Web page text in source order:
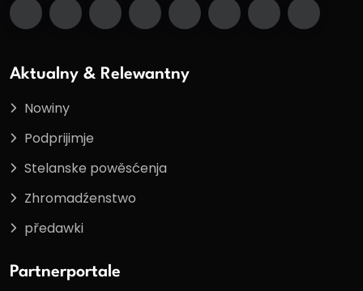
Aktualny & Relewantny
Nowiny
Podprijimje
Stelanske powěsćenja
Zhromadźenstwo
předawki
Partnerportale